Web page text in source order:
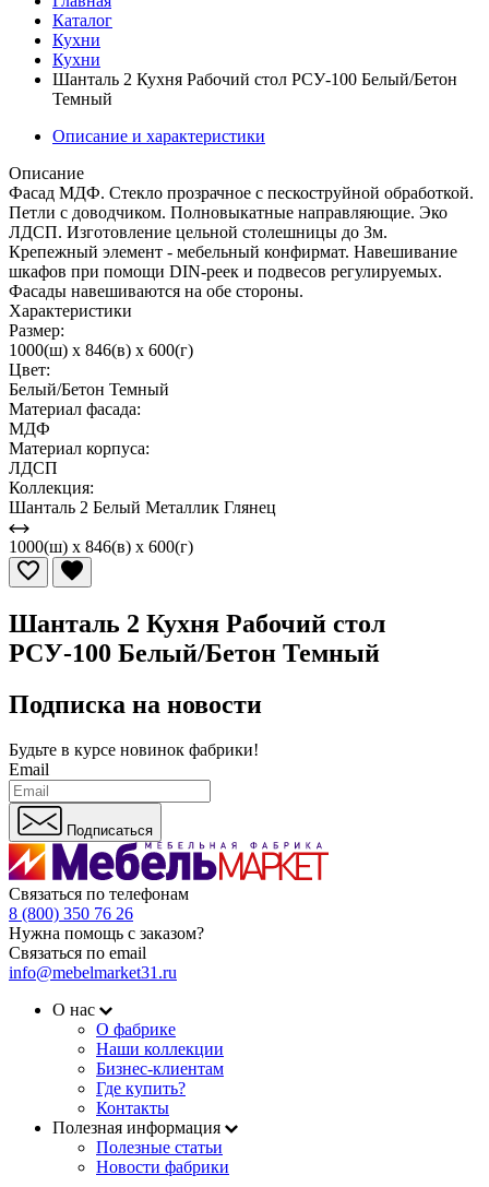
Каталог
Кухни
Кухни
Шанталь 2 Кухня Рабочий стол РСУ-100 Белый/Бетон
Темный
Описание и характеристики
Описание
Фасад МДФ. Стекло прозрачное с пескоструйной обработкой.
Петли с доводчиком. Полновыкатные направляющие. Эко
ЛДСП. Изготовление цельной столешницы до 3м.
Крепежный элемент - мебельный конфирмат. Навешивание
шкафов при помощи DIN-реек и подвесов регулируемых.
Фасады навешиваются на обе стороны.
Характеристики
Размер:
1000(ш) x 846(в) x 600(г)
Цвет:
Белый/Бетон Темный
Материал фасада:
МДФ
Материал корпуса:
ЛДСП
Коллекция:
Шанталь 2 Белый Металлик Глянец
1000(ш) x 846(в) x 600(г)
Шанталь 2 Кухня Рабочий стол
РСУ-100 Белый/Бетон Темный
Подписка на новости
Будьте в курсе новинок фабрики!
Email
Подписаться
Связаться по телефонам
8 (800) 350 76 26
Нужна помощь с заказом?
Связаться по email
info@mebelmarket31.ru
О нас
О фабрике
Наши коллекции
Бизнес-клиентам
Где купить?
Контакты
Полезная информация
Полезные статьи
Новости фабрики